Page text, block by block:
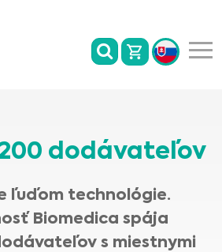
dodávateľov
ľuďom technológie.
Biomedica spája
s miestnymi